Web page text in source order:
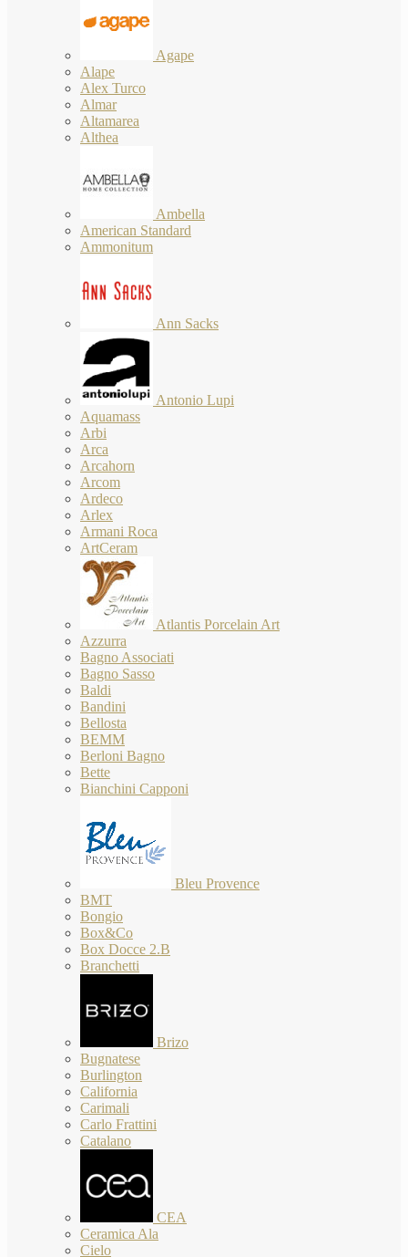
Agape
Alape
Alex Turco
Almar
Altamarea
Althea
Ambella
American Standard
Ammonitum
Ann Sacks
Antonio Lupi
Aquamass
Arbi
Arca
Arcahorn
Arcom
Ardeco
Arlex
Armani Roca
ArtCeram
Atlantis Porcelain Art
Azzurra
Bagno Associati
Bagno Sasso
Baldi
Bandini
Bellosta
BEMM
Berloni Bagno
Bette
Bianchini Capponi
Bleu Provence
BMT
Bongio
Box&Co
Box Docce 2.B
Branchetti
Brizo
Bugnatese
Burlington
California
Carimali
Carlo Frattini
Catalano
CEA
Ceramica Ala
Cielo